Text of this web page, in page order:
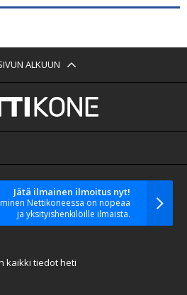
ALKUUN
Jätä ilmainen ilmoitus nyt!
Nettikoneessa on nopeaa
ja yksityishenkilöille ilmaista.
kaikki tiedot heti